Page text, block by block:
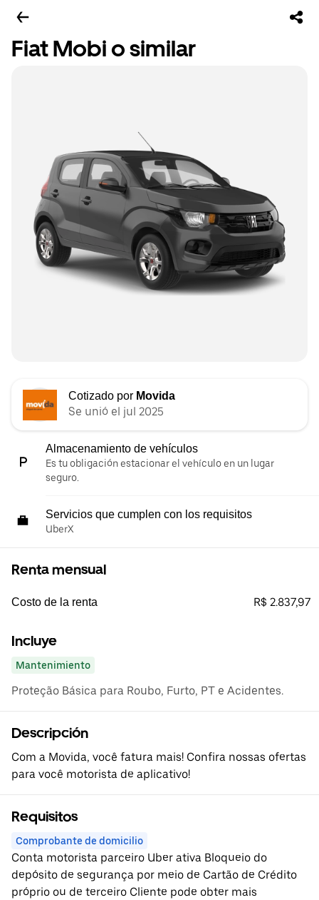
Fiat Mobi o similar
Cotizado por Movida
Se unió el jul 2025
Almacenamiento de vehículos
Es tu obligación estacionar el vehículo en un lugar
seguro.
Servicios que cumplen con los requisitos
UberX
Renta mensual
Costo de la renta R$ 2.837,97
Incluye
Mantenimiento
Proteção Básica para Roubo, Furto, PT e Acidentes.
Descripción
Com a Movida, você fatura mais! Confira nossas ofertas
para você motorista de aplicativo!
Requisitos
Comprobante de domicilio
Conta motorista parceiro Uber ativa Bloqueio do
depósito de segurança por meio de Cartão de Crédito
próprio ou de terceiro Cliente pode obter mais